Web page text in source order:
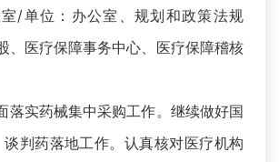
/单位：办公室、规划和政策法规
、医疗保障事务中心、医疗保障稽核
落实药械集中采购工作。继续做好国
谈判药落地工作。认真核对医疗机构